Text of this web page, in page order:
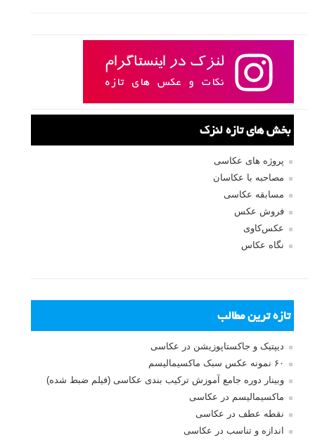
بخش های تازه لنزک
پروژه های عکاسی
مصاحبه با عکاسان
مسابقه عکاسی
فروش عکس
عکس‌کاوی
نگاه عکاس
تازه ترین مطالب
دیپتیک و جاکستا‌پوزیشن در عکاسی
۶۰ نمونه عکس سبک ماکسیمالیسم
وبینار دوره جامع آموزش ترکیب بندی عکاسی (فیلم ضبط شده)
ماکسیمالیسم در عکاسی
نقطه عطف در عکاسی
اندازه و تناسب در عکاسی